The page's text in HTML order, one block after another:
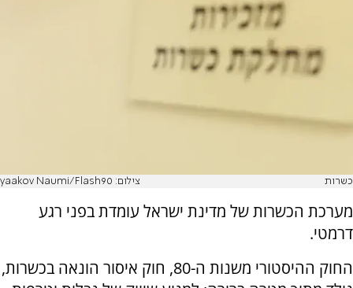
כשרות צילום: yaakov Naumi/Flash90
מערכת הכשרות של מדינת ישראל עומדת בפני רגע
דרמטי.
החוק ההיסטורי משנות ה-80, חוק איסור הונאה בכשרות,